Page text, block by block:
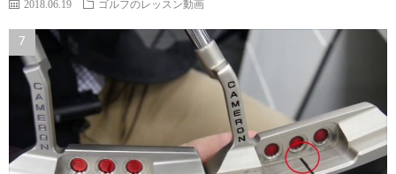
2018.06.19 ゴルフのレッスン動画